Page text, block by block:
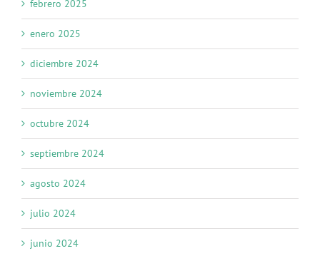
febrero 2025
enero 2025
diciembre 2024
noviembre 2024
octubre 2024
septiembre 2024
agosto 2024
julio 2024
junio 2024